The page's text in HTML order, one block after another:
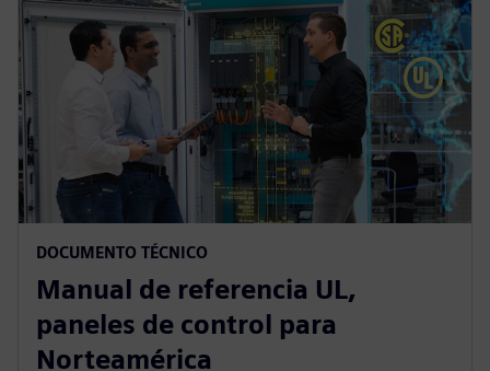
DOCUMENTO TÉCNICO
Manual de referencia UL,
paneles de control para
Norteamérica